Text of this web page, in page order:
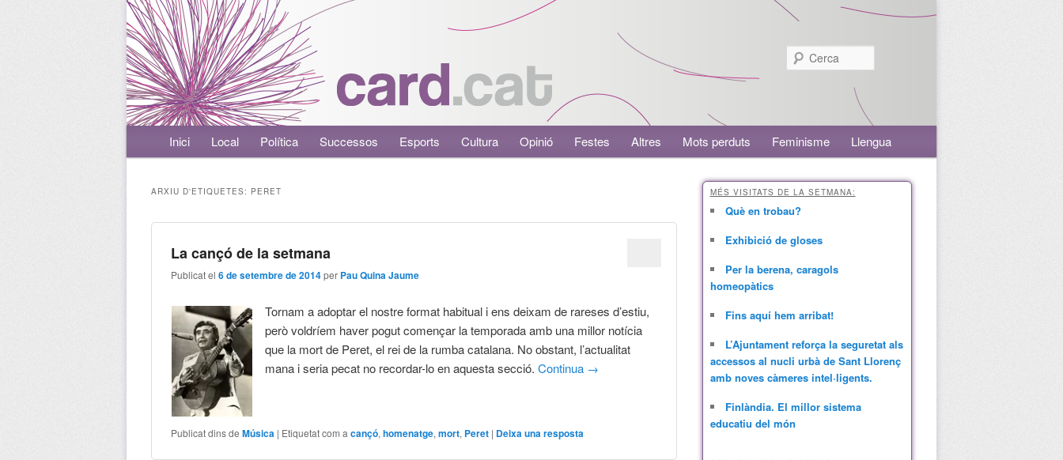
Menú principalAneu al contingut principal
Aneu al contingut secundari
Inici Local Política Successos Esports Cultura Opinió Festes Altres Mots perduts Feminisme Llengua
ARXIU D'ETIQUETES: PERET
La cançó de la setmana
Publicat el6 de setembre de 2014per Pau Quina Jaume
Tornam a adoptar el nostre format habitual i ens deixam de rareses d’estiu,
però voldríem haver pogut començar la temporada amb una millor notícia
que la mort de Peret, el rei de la rumba catalana. No obstant, l’actualitat
mana i seria pecat no recordar-lo en aquesta secció.Continua →
Publicat dins de Música | Etiquetat com a cançó,homenatge,mort, Peret | Deixa una resposta
MÉS VISITATS DE LA SETMANA:
Què en trobau?
Exhibició de gloses
Per la berena, caragols
homeopàtics
Fins aquí hem arribat!
L’Ajuntament reforça la seguretat als
accessos al nucli urbà de Sant Llorenç
amb noves càmeres intel·ligents.
Finlàndia. El millor sistema
educatiu del món